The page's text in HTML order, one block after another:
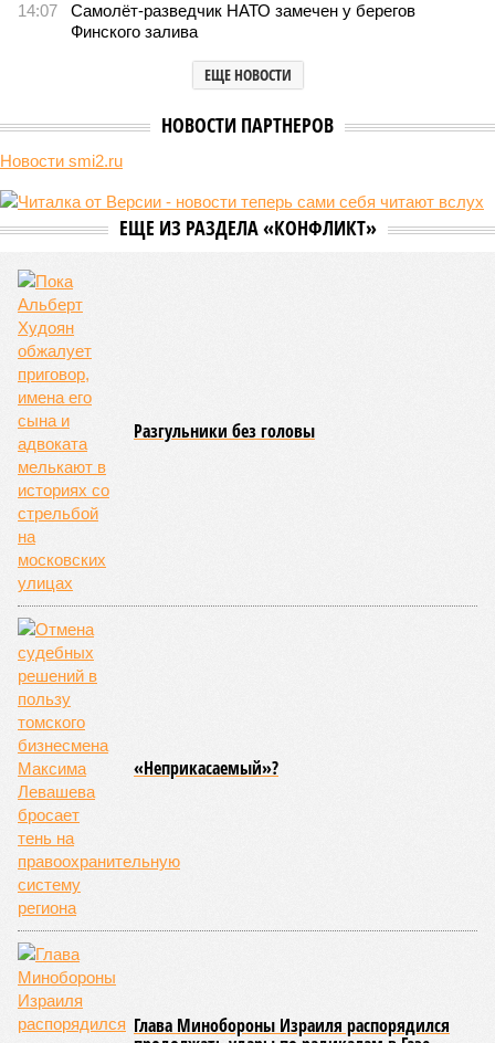
банкрот Seven Suns Development, та жеанонсированная
схема достройки через Capital Group осенью 2024 года, но
за прошедшие два года результатов, по словам дольщиков,
практически не видно. Поинформации
декабрю 2026 г., вторую – к марту 2028-го. Но никто при
этом из кураторов стройки не задается вопросом: как эти
сроки должны материализоваться? На строительной
площадке, по свидетельствам дольщиков, регулярно
бывающих у забора, какая-либо техника отсутствует. Ни
бетононасосов, ни работающих кранов, ни признаков
мобилизации подрядчиков. При том, что до «декабря 2026»
осталось менее полугода.
Если в «Сказочном лесу» техзаказчик публично
отчитывался о поэтапной готовности – 90%, затем 97%, с
конкретными инженерными работами (усиление
монолитных конструкций, устранение проектных ошибок) –
то по «Станции Л» подобной публичной отчётности
дольщики не видят. Ни Capital Group, ни кураторы
строительства не подтверждают ни соблюдения графика
строительства, ни объёма фактически выполненных работ.
проблемные объекты SSD») сработала на
Лосиноостровской, почему она не масштабируется на
Люблино? И означает ли отсутствие техники на площадке,
что в реальности подрядчик по «Станции Л» ещё даже не
определён?
2025–2026 годах, похоже, не изменили ситуацию.
последние месяцы в личном общении нам перестали
называть даже ориентировочные сроки»
расстроенные дольщики.
Казалось бы, формально ответственность по
достраиванию объекта распределена. Seven Suns
Development – банкрот, часть его структур признана
несостоятельной ещё в 2024 году, бенефициар компании
находится под следствием по ст. 200.3 УК РФ. Достройку
проблемных объектов группы – «Станции Л», «Сказочного
леса» и «В стремлении к свету», согласно информации на
сайтах Capital Group, осенью 2024 г. взяла на себя. Два из
трёх объектов уже сданы или близки к сдаче. Третий –
«Станция Л», крупнейший по числу пострадавших